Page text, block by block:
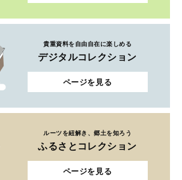
貴重資料を自由自在に楽しめる
デジタルコレクション
ページを見る
ルーツを紐解き、郷土を知ろう
ふるさとコレクション
ページを見る